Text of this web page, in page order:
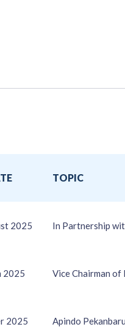
TOPIC
2025 In Partnership
2025 Vice Chairman
2025 Apindo